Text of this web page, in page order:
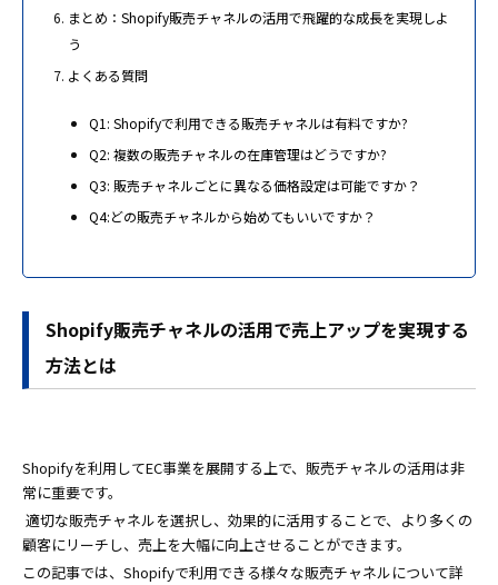
まとめ：Shopify販売チャネルの活用で飛躍的な成長を実現しよ
う
よくある質問
Q1: Shopifyで利用できる販売チャネルは有料ですか?
Q2: 複数の販売チャネルの在庫管理はどうですか?
Q3: 販売チャネルごとに異なる価格設定は可能ですか？
Q4:どの販売チャネルから始めてもいいですか？
Shopify販売チャネルの活用で売上アップを実現する
方法とは
Shopifyを利用してEC事業を展開する上で、販売チャネルの活用は非
常に重要です。
適切な販売チャネルを選択し、効果的に活用することで、より多くの
顧客にリーチし、売上を大幅に向上させることができます。
この記事では、Shopifyで利用できる様々な販売チャネルについて詳